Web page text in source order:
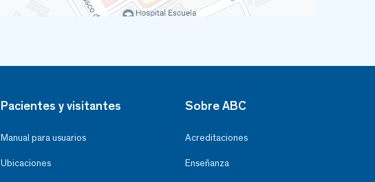
Pacientes y visitantes
Manual para usuarios
Ubicaciones
Sobre ABC
Acreditaciones
Enseñanza